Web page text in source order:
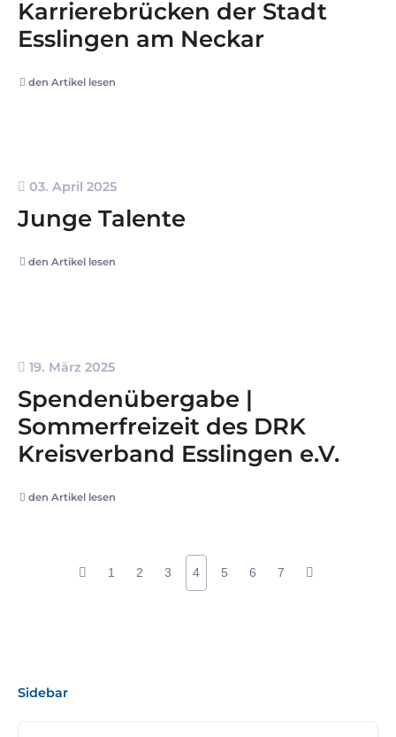
Karrierebrücken der Stadt
Esslingen am Neckar
den Artikel lesen
03. April 2025
Junge Talente
den Artikel lesen
19. März 2025
Spendenübergabe |
Sommerfreizeit des DRK
Kreisverband Esslingen e.V.
den Artikel lesen
1 2 3 4 5 6 7
Sidebar